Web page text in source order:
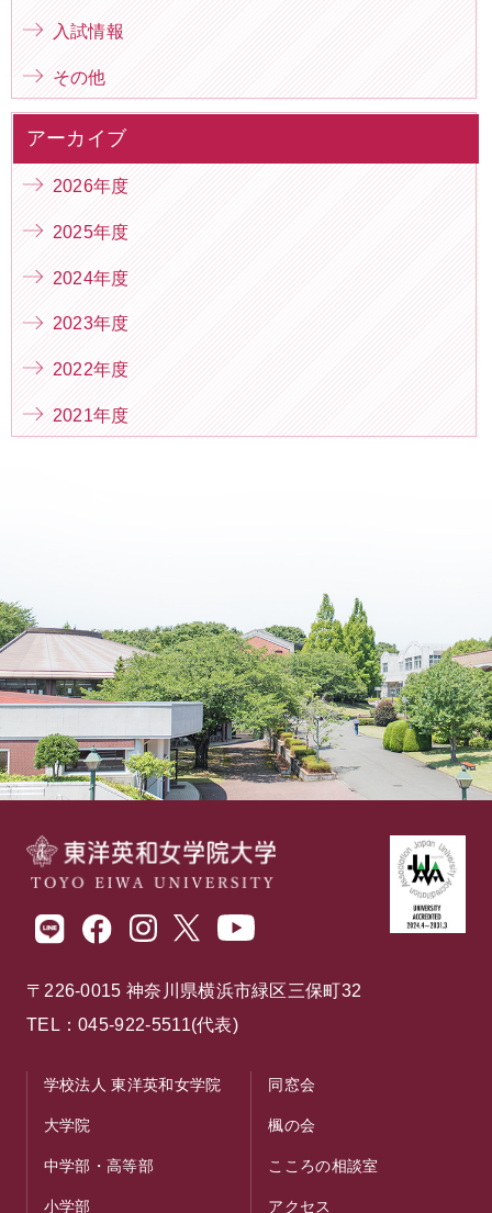
入試情報
その他
アーカイブ
2026年度
2025年度
2024年度
2023年度
2022年度
2021年度
〒226-0015 神奈川県横浜市緑区三保町32
TEL：045-922-5511(代表)
学校法人 東洋英和女学院
大学院
中学部・高等部
小学部
同窓会
楓の会
こころの相談室
アクセス